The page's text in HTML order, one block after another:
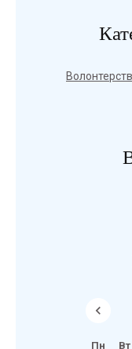
Пн Вт